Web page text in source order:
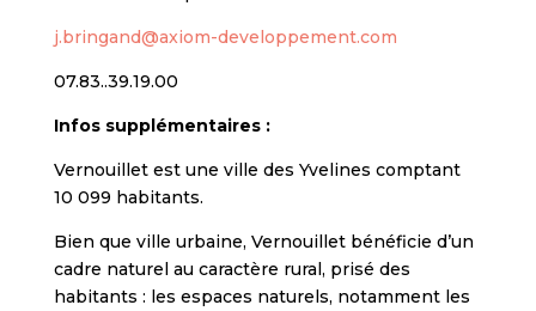
j.bringand@axiom-developpement.com
07.83..39.19.00
Infos supplémentaires :
Vernouillet est une ville des Yvelines comptant
10 099 habitants.
Bien que ville urbaine, Vernouillet bénéficie d’un
cadre naturel au caractère rural, prisé des
habitants : les espaces naturels, notamment les